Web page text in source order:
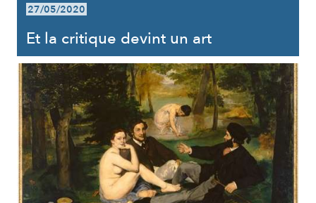
27/05/2020
Et la critique devint un art